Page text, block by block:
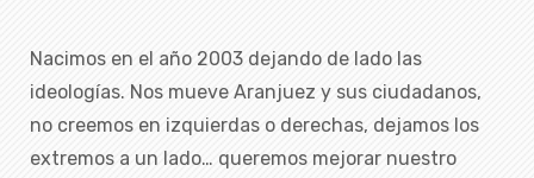
Nacimos en el año 2003 dejando de lado las
ideologías. Nos mueve Aranjuez y sus ciudadanos,
no creemos en izquierdas o derechas, dejamos los
extremos a un lado… queremos mejorar nuestro